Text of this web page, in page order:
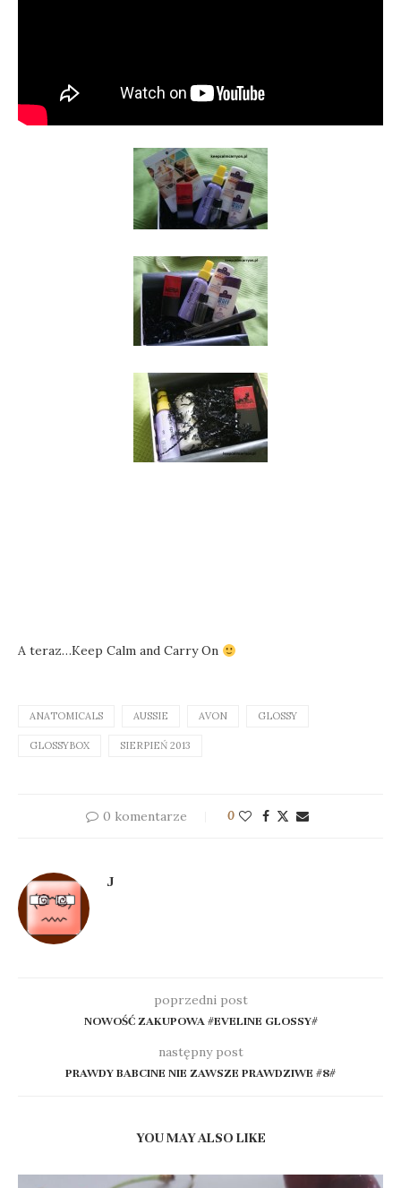
A teraz…Keep Calm and Carry On
ANATOMICALS AUSSIE AVON GLOSSY
GLOSSYBOX SIERPIEŃ 2013
0 komentarze 0
J
poprzedni post
NOWOŚĆ ZAKUPOWA #EVELINE GLOSSY#
następny post
PRAWDY BABCINE NIE ZAWSZE PRAWDZIWE #8#
YOU MAY ALSO LIKE